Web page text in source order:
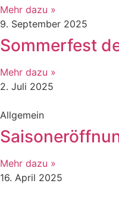
Mehr dazu »
9. September 2025
Sommerfest
Mehr dazu »
2. Juli 2025
Allgemein
Mehr dazu »
16. April 2025